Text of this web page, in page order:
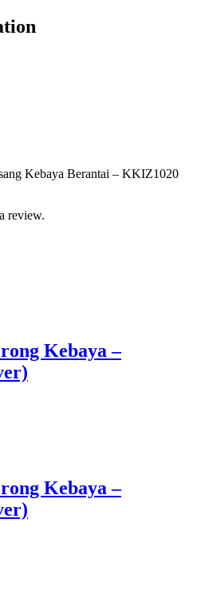
Kebaya Berantai – KKIZ1020
review.
Kebaya –
Kebaya –